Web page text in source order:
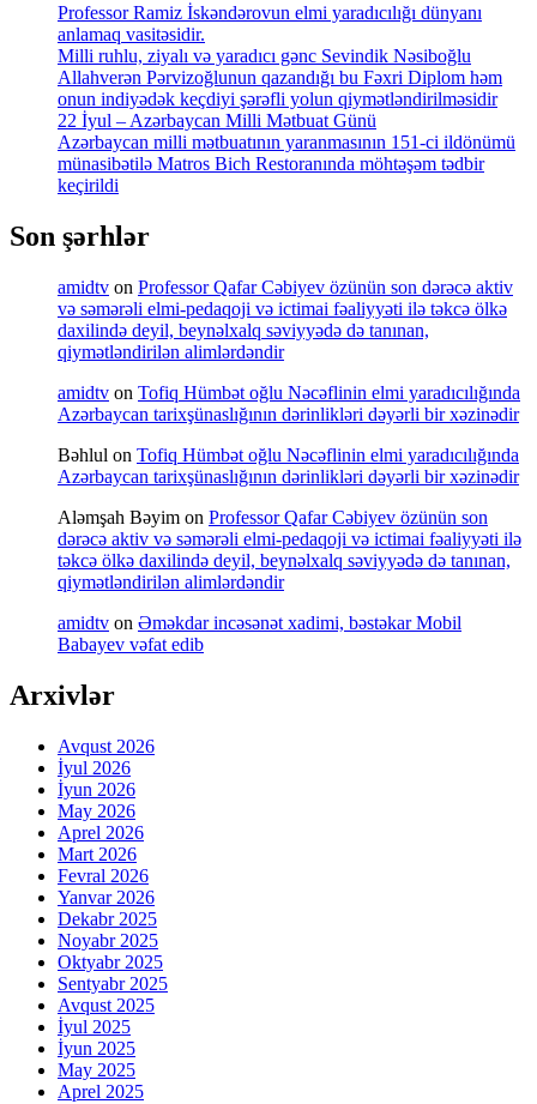
Professor Ramiz İskəndərovun elmi yaradıcılığı dünyanı
anlamaq vasitəsidir.
Milli ruhlu, ziyalı və yaradıcı gənc Sevindik Nəsiboğlu
Allahverən Pərvizoğlunun qazandığı bu Fəxri Diplom həm
onun indiyədək keçdiyi şərəfli yolun qiymətləndirilməsidir
22 İyul – Azərbaycan Milli Mətbuat Günü
Azərbaycan milli mətbuatının yaranmasının 151-ci ildönümü
münasibətilə Matros Bich Restoranında möhtəşəm tədbir
keçirildi
Son şərhlər
amidtv on Professor Qafar Cəbiyev özünün son dərəcə aktiv
və səmərəli elmi-pedaqoji və ictimai fəaliyyəti ilə təkcə ölkə
daxilində deyil, beynəlxalq səviyyədə də tanınan,
qiymətləndirilən alimlərdəndir
amidtv on Tofiq Hümbət oğlu Nəcəflinin elmi yaradıcılığında
Azərbaycan tarixşünaslığının dərinlikləri dəyərli bir xəzinədir
Bəhlul on Tofiq Hümbət oğlu Nəcəflinin elmi yaradıcılığında
Azərbaycan tarixşünaslığının dərinlikləri dəyərli bir xəzinədir
Aləmşah Bəyim on Professor Qafar Cəbiyev özünün son
dərəcə aktiv və səmərəli elmi-pedaqoji və ictimai fəaliyyəti ilə
təkcə ölkə daxilində deyil, beynəlxalq səviyyədə də tanınan,
qiymətləndirilən alimlərdəndir
amidtv on Əməkdar incəsənət xadimi, bəstəkar Mobil
Babayev vəfat edib
Arxivlər
Avqust 2026
İyul 2026
İyun 2026
May 2026
Aprel 2026
Mart 2026
Fevral 2026
Yanvar 2026
Dekabr 2025
Noyabr 2025
Oktyabr 2025
Sentyabr 2025
Avqust 2025
İyul 2025
İyun 2025
May 2025
Aprel 2025